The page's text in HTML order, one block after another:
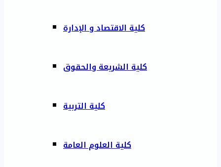
كلية الاقتصاد و الإدارة
كلية الشريعة والحقوق
كلية التربية
كلية العلوم العامة